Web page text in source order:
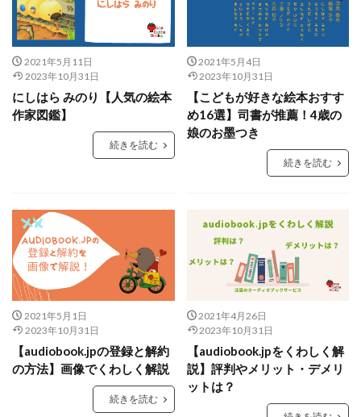
2021年5月11日
2023年10月31日
にしはら みのり【人気の絵本
作家図鑑】
続きを読む
2021年5月4日
2023年10月31日
【こどもが好きな絵本おすす
め16選】司書が推薦！4歳の
娘のお墨つき
続きを読む
2021年5月1日
2023年10月31日
【audiobook.jpの登録と解約
の方法】画像でくわしく解説
続きを読む
2021年4月26日
2023年10月31日
【audiobook.jpをくわしく解
説】評判やメリット・デメリ
ットは？